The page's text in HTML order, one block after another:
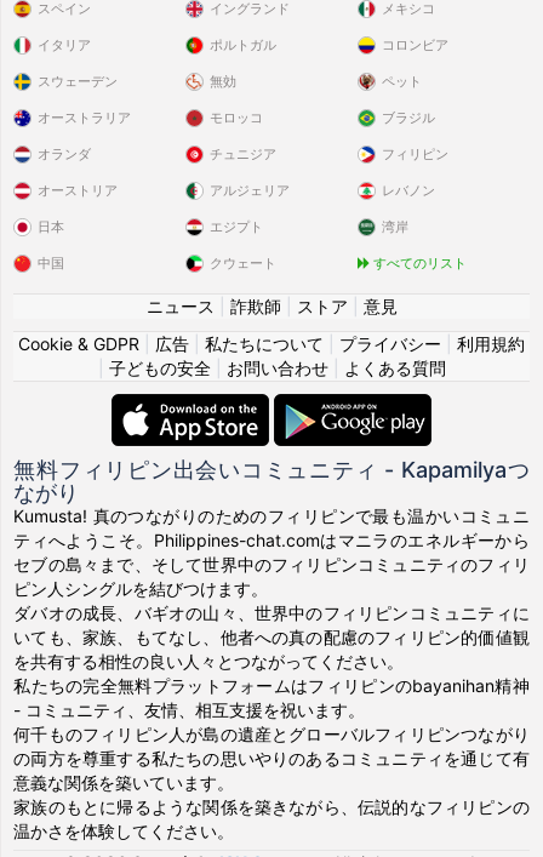
スペイン
イタリア
スウェーデン
イングランド
ポルトガル
無効
メキシコ
コロンビア
ペット
オーストラリア
オランダ
オーストリア
日本
中国
モロッコ
チュニジア
アルジェリア
エジプト
クウェート
ブラジル
フィリピン
レバノン
湾岸
すべてのリスト
ニュース 詐欺師 ストア
意見
Cookie & GDPR
広告 私たちについて プライバシー
利用規約
子どもの安全| お問い合わせ| よくある質問
無料フィリピン出会いコミュニティ - Kapamilyaつ
ながり
Kumusta! 真のつながりのためのフィリピンで最も温かいコミュニ
ティへようこそ。Philippines-chat.comはマニラのエネルギーから
セブの島々まで、そして世界中のフィリピンコミュニティのフィリ
ピン人シングルを結びつけます。
ダバオの成長、バギオの山々、世界中のフィリピンコミュニティに
いても、家族、もてなし、他者への真の配慮のフィリピン的価値観
を共有する相性の良い人々とつながってください。
私たちの完全無料プラットフォームはフィリピンのbayanihan精神
- コミュニティ、友情、相互支援を祝います。
何千ものフィリピン人が島の遺産とグローバルフィリピンつながり
の両方を尊重する私たちの思いやりのあるコミュニティを通じて有
意義な関係を築いています。
家族のもとに帰るような関係を築きながら、伝説的なフィリピンの
温かさを体験してください。